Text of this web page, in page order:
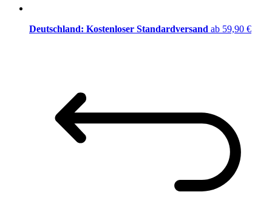
Deutschland: Kostenloser Standardversand ab 59,90 €